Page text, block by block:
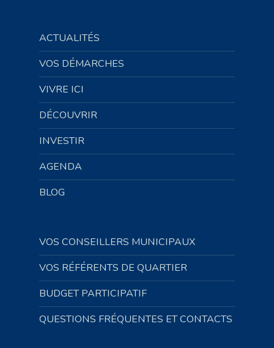
ACTUALITÉS
VOS DÉMARCHES
VIVRE ICI
DÉCOUVRIR
INVESTIR
AGENDA
BLOG
VOS CONSEILLERS MUNICIPAUX
VOS RÉFÉRENTS DE QUARTIER
BUDGET PARTICIPATIF
QUESTIONS FRÉQUENTES ET CONTACTS